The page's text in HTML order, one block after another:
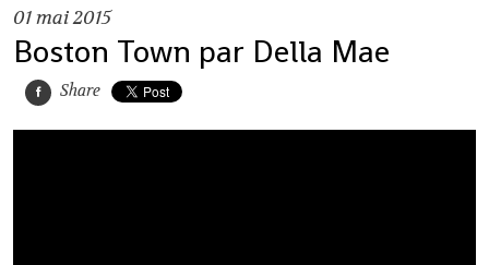
01mai 2015
Boston Town par Della Mae
Share